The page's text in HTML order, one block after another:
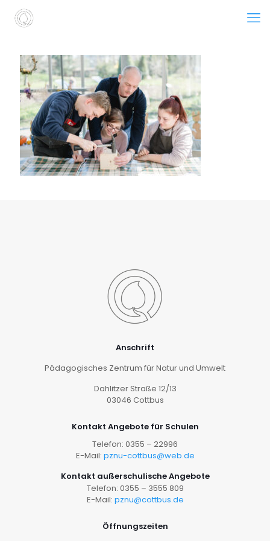
Anschrift
Pädagogisches Zentrum für Natur und Umwelt
Dahlitzer Straße 12/13
03046 Cottbus
Kontakt Angebote für Schulen
Telefon: 0355 – 22996
E-Mail: pznu-cottbus@web.de
Kontakt außerschulische Angebote
Telefon: 0355 – 3555 809
E-Mail: pznu@cottbus.de
Öffnungszeiten